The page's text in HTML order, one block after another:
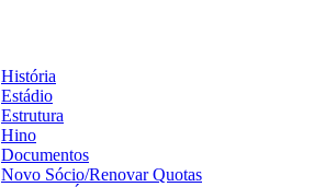
História
Estádio
Estrutura
Hino
Documentos
Novo Sócio/Renovar Quotas